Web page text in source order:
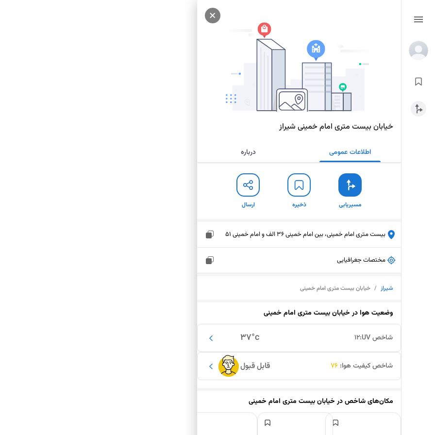
خیابان بیست متری امام خمینی شیراز
اطلاعات عمومی درباره
مسیریابی ذخیره ارسال
بیست متری امام خمینی، بین امام خمینی 36 الف و امام خمینی 51
مختصات جغرافیایی
شیراز / خیابان بیست متری امام خمینی
وضعیت هوا درخیابان بیست متری امام خمینی
37°c شاخص UV: 12
قابل قبول شاخص کیفیت هوا: 76
مکان‌های شاخص درخیابان بیست متری امام خمینی